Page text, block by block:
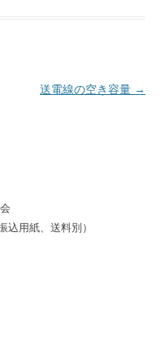
送電線の空き容量 →
込用紙、送料別）